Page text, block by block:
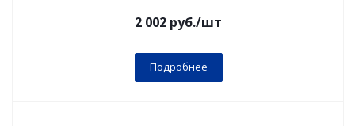
2 002 руб./шт
Подробнее